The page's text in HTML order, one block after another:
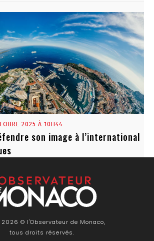
2025 À 10H44
son image à l’international
© l'Observateur de Monaco,
tous droits réservés.